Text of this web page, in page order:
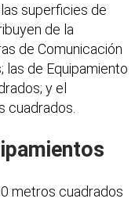
superficies de
de la
de Comunicación
de Equipamiento
y el
cuadrados.
metros cuadrados